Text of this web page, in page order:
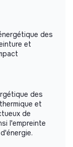
au suivi
suivi des
une
Direction des
sur le
not yet
des
et
des
et
de
l'empreinte